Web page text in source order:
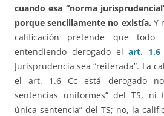
cuando esa “norma
porque sencillamente no existía. Y
calificación pretende que
entendiendo derogado elart. 1.6
Jurisprudencia sea “reiterada”. La
el art. 1.6 Cc está derogado
sentencias uniformes” del TS, ni
única sentencia” del TS; no, la